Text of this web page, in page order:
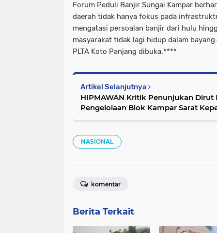
Forum Peduli Banjir Sungai Kampar
daerah tidak hanya fokus pada
mengatasi persoalan banjir dari hulu
masyarakat tidak lagi hidup dalam
PLTA Koto Panjang dibuka.****
Artikel Selanjutnya
HIPMAWAN Kritik Penunjukan Dirut
Pengelolaan Blok Kampar Sarat
NASIONAL
komentar
Berita Terkait